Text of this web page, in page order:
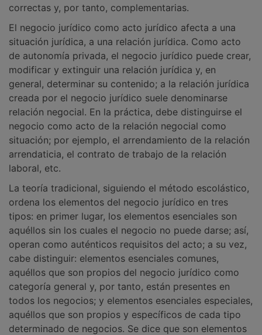
correctas y, por tanto, complementarias.
El negocio jurídico como acto jurídico afecta a una
situación jurídica, a una relación jurídica. Como acto
de autonomía privada, el negocio jurídico puede crear,
modificar y extinguir una relación jurídica y, en
general, determinar su contenido; a la relación jurídica
creada por el negocio jurídico suele denominarse
relación negocial. En la práctica, debe distinguirse el
negocio como acto de la relación negocial como
situación; por ejemplo, el arrendamiento de la relación
arrendaticia, el contrato de trabajo de la relación
laboral, etc.
La teoría tradicional, siguiendo el método escolástico,
ordena los elementos del negocio jurídico en tres
tipos: en primer lugar, los elementos esenciales son
aquéllos sin los cuales el negocio no puede darse; así,
operan como auténticos requisitos del acto; a su vez,
cabe distinguir: elementos esenciales comunes,
aquéllos que son propios del negocio jurídico como
categoría general y, por tanto, están presentes en
todos los negocios; y elementos esenciales especiales,
aquéllos que son propios y específicos de cada tipo
determinado de negocios. Se dice que son elementos